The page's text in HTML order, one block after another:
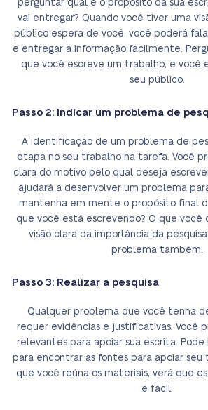
perguntar qual é o propósito da sua
vai entregar? Quando você tiver uma
público espera de você, você poderá
e entregar a informação facilmente.
que você escreve um trabalho, e você
seu público.
Passo 2: Indicar um problema de
A identificação de um problema de
etapa no seu trabalho na tarefa. Você
clara do motivo pelo qual deseja
ajudará a desenvolver um problema
mantenha em mente o propósito final
que você está escrevendo? O que você
visão clara da importância da
problema também.
Passo 3: Realizar a pesquisa
Qualquer problema que você tenha
requer evidências e justificativas. Você
relevantes para apoiar sua escrita.
para encontrar as fontes para apoiar seu
que você reúna os materiais, verá que
é fácil.